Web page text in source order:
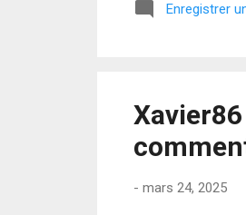
Enregistrer
- mars 24, 2025